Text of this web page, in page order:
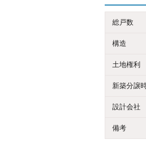
総戸数
構造
土地権利
新築分譲
設計会社
備考